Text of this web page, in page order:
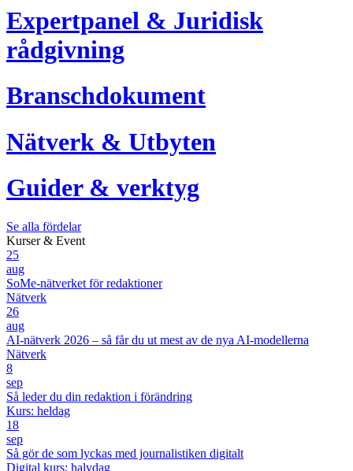
Expertpanel & Juridisk
rådgivning
Branschdokument
Nätverk & Utbyten
Guider & verktyg
Se alla fördelar
Kurser & Event
25
aug
SoMe-nätverket för redaktioner
Nätverk
26
aug
AI-nätverk 2026 – så får du ut mest av de nya AI-modellerna
Nätverk
8
sep
Så leder du din redaktion i förändring
Kurs: heldag
18
sep
Så gör de som lyckas med journalistiken digitalt
Digital kurs: halvdag